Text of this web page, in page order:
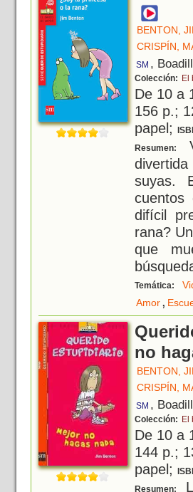
BENTON,
CRISPÍN,
SM ,
Colección: El
De 10 a
156 p.;
papel;
Resumen:
suyas.
cuentos
difícil
rana?
que
Temática:
Amor,
no
BENTON,
CRISPÍN,
SM ,
Colección: El
De 10 a
144 p.;
papel;
Resumen: